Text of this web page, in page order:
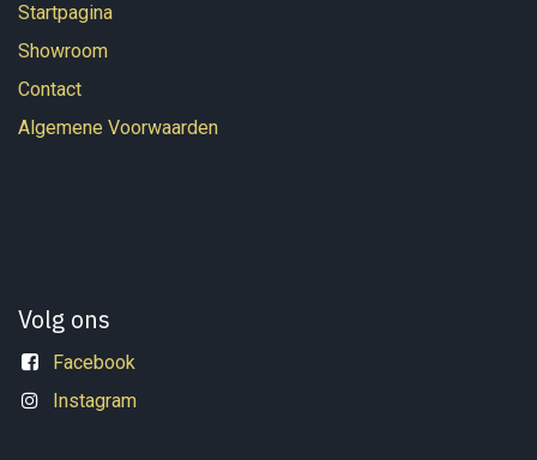
Startpagina
Showroom
Contact
Algemene Voorwaarden
Volg ons
Facebook
Instagram